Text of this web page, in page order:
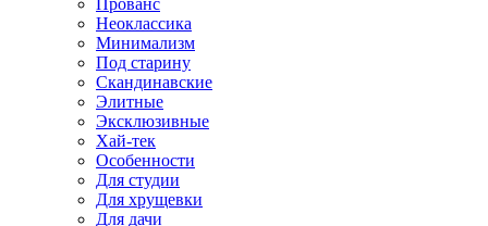
Прованс
Неоклассика
Минимализм
Под старину
Скандинавские
Элитные
Эксклюзивные
Хай-тек
Особенности
Для студии
Для хрущевки
Для дачи